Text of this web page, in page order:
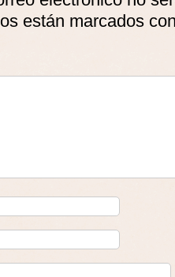
están marcados